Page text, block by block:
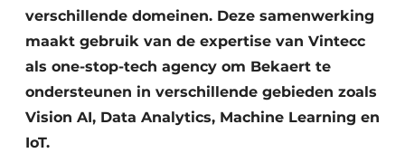
verschillende domeinen. Deze samenwerking
maakt gebruik van de expertise van Vintecc
als one-stop-tech agency om Bekaert te
ondersteunen in verschillende gebieden zoals
Vision AI, Data Analytics, Machine Learning en
IoT.